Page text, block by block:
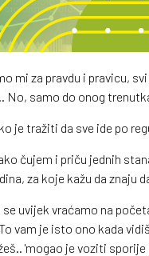
mi za pravdu i pravicu,
No, samo do onog
je tražiti da sve ide po
čujem i priču jednih
za koje kažu da znaju
se uvijek vraćamo na
vam je isto ono kada
'mogao je voziti sporije